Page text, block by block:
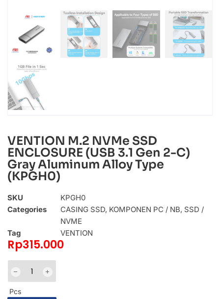
VENTION M.2 NVMe SSD
ENCLOSURE (USB 3.1 Gen 2-C)
Gray Aluminum Alloy Type
(KPGH0)
SKU
KPGH0
Categories
CASING SSD, KOMPONEN PC / NB, SSD /
NVME
Tag
VENTION
Rp315.000
Pcs